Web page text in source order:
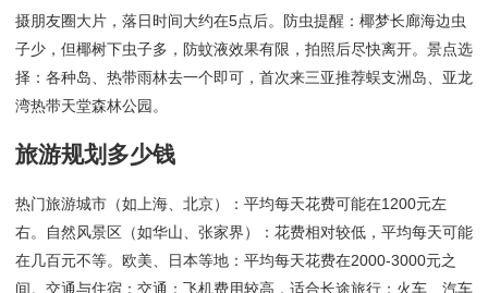
摄朋友圈大片，落日时间大约在5点后。防虫提醒：椰梦长廊海边虫
子少，但椰树下虫子多，防蚊液效果有限，拍照后尽快离开。景点选
择：各种岛、热带雨林去一个即可，首次来三亚推荐蜈支洲岛、亚龙
湾热带天堂森林公园。
旅游规划多少钱
热门旅游城市（如上海、北京）：平均每天花费可能在1200元左
右。自然风景区（如华山、张家界）：花费相对较低，平均每天可能
在几百元不等。欧美、日本等地：平均每天花费在2000-3000元之
间。交通与住宿：交通：飞机费用较高，适合长途旅行；火车、汽车